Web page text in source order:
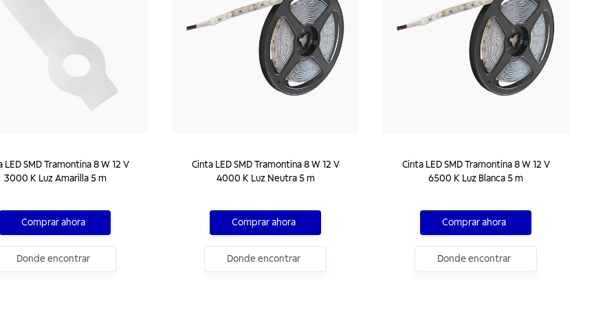
LED SMD Tramontina 8 W 12 V
3000 K Luz Amarilla 5 m
Comprar ahora
Donde encontrar
Cinta LED SMD Tramontina 8 W 12 V
4000 K Luz Neutra 5 m
Comprar ahora
Donde encontrar
Cinta LED SMD Tramontina 8 W 12 V
6500 K Luz Blanca 5 m
Comprar ahora
Donde encontrar